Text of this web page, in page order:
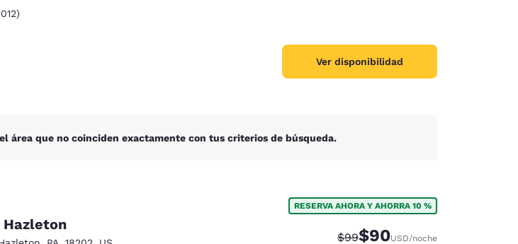
Excelente. 1012 reseñas
Ver disponibilidad
área que no coinciden exactamente con tus criterios de búsqueda.
RESERVA AHORA Y AHORRA 10 %
Precio tachado:
$99Precio con descuento:
$90USD/noche